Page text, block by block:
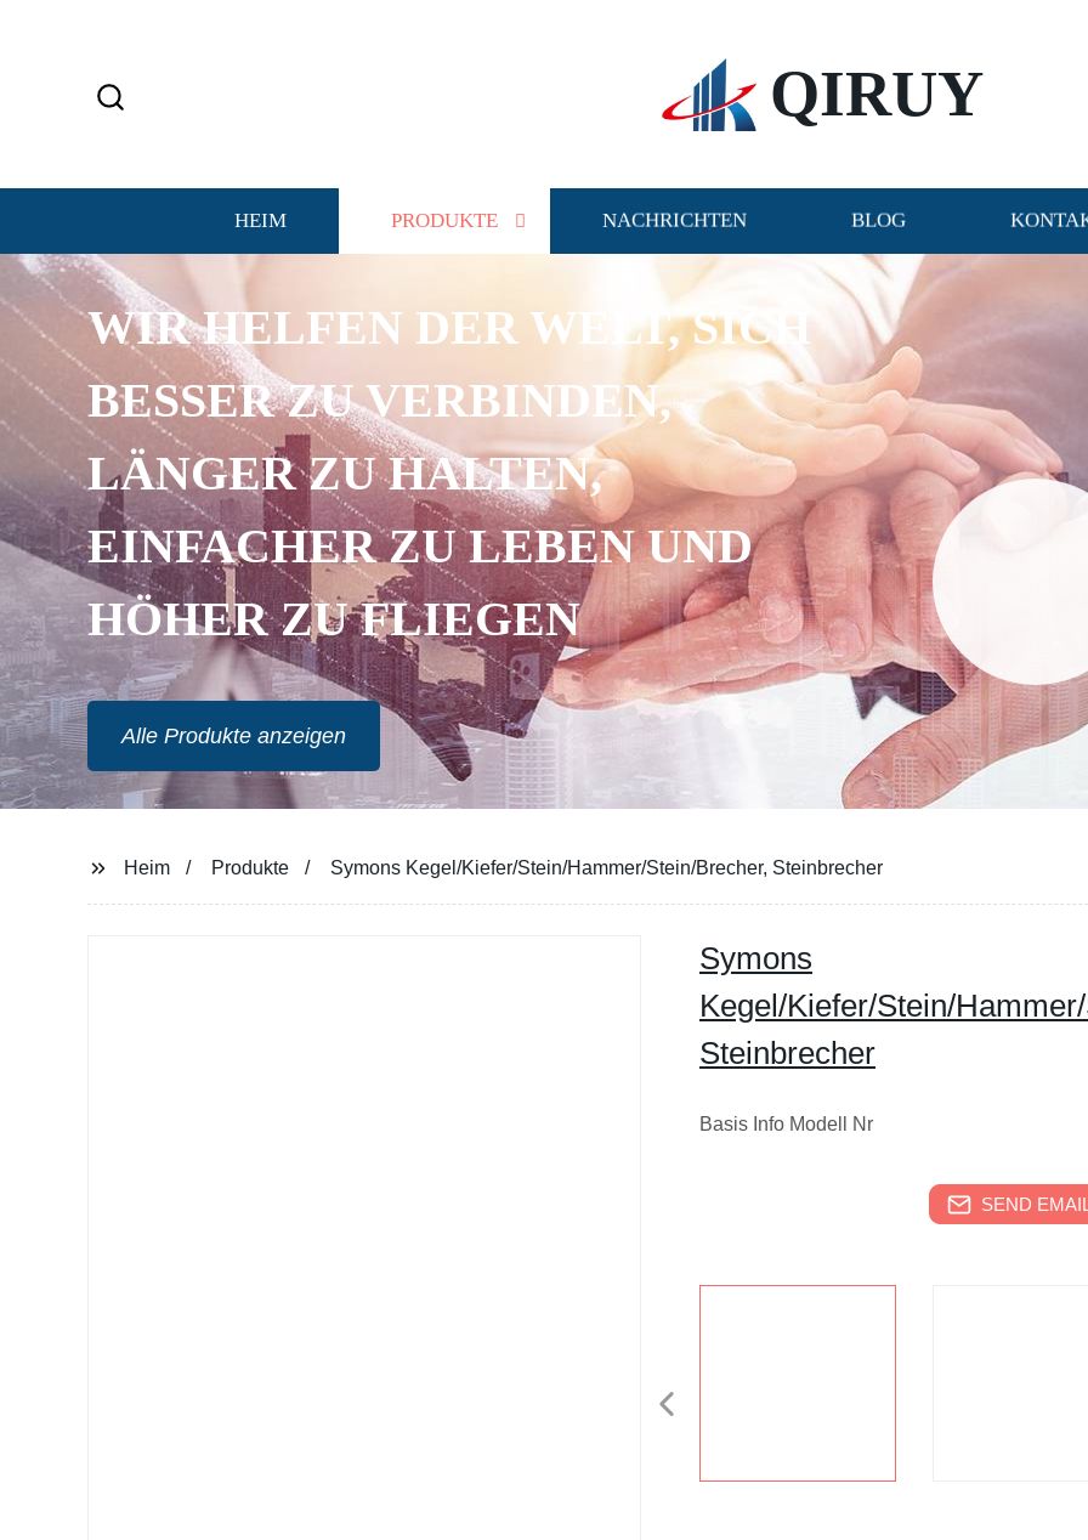
QIRUY
HEIM PRODUKTE NACHRICHTEN BLOG
WIR HELFEN DER WELT, SICH
BESSER ZU VERBINDEN,
LÄNGER ZU HALTEN,
EINFACHER ZU LEBEN UND
HÖHER ZU FLIEGEN
Alle Produkte anzeigen
Heim Produkte Symons Kegel/Kiefer/Stein/Hammer/Stein/Brecher, Steinbrecher
Symons
Kegel/Kiefer/Stein/
Steinbrecher
Basis Info Modell Nr
SEND